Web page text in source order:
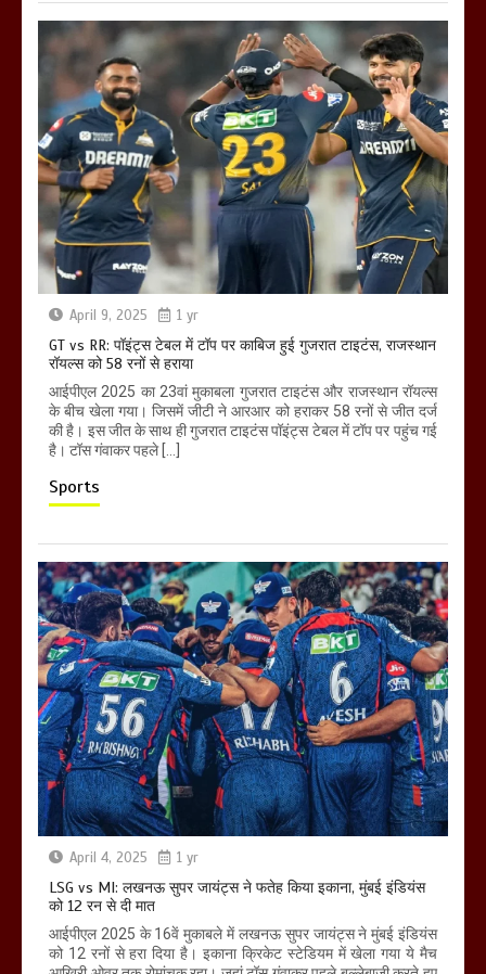
April 9, 2025 1 yr
GT vs RR: पॉइंट्स टेबल में टॉप पर काबिज हुई गुजरात टाइटंस, राजस्थान
रॉयल्स को 58 रनों से हराया
आईपीएल 2025 का 23वां मुकाबला गुजरात टाइटंस और राजस्थान रॉयल्स
के बीच खेला गया। जिसमें जीटी ने आरआर को हराकर 58 रनों से जीत दर्ज
की है। इस जीत के साथ ही गुजरात टाइटंस पॉइंट्स टेबल में टॉप पर पहुंच गई
है। टॉस गंवाकर पहले […]
Sports
April 4, 2025 1 yr
LSG vs MI: लखनऊ सुपर जायंट्स ने फतेह किया इकाना, मुंबई इंडियंस
को 12 रन से दी मात
आईपीएल 2025 के 16वें मुकाबले में लखनऊ सुपर जायंट्स ने मुंबई इंडियंस
को 12 रनों से हरा दिया है। इकाना क्रिकेट स्टेडियम में खेला गया ये मैच